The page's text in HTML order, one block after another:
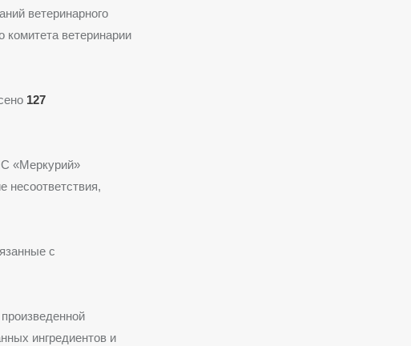
ветеринарного
комитета ветеринарии
127
«Меркурий»
несоответствия,
с
ингредиентов и